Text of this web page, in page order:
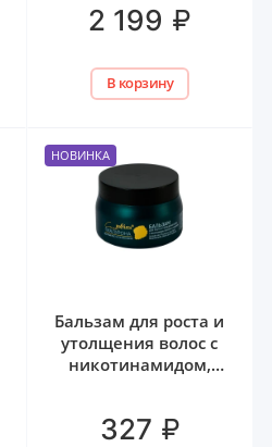
2 199 ₽
В корзину
НОВИНКА
Бальзам для роста и
утолщения волос с
никотинамидом,
300 мл
327 ₽